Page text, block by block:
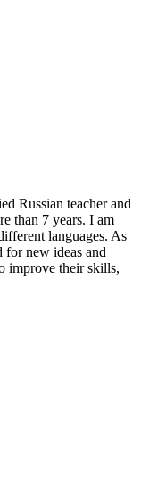
Russian teacher and
than 7 years. I am
languages. As
for new ideas and
improve their skills,